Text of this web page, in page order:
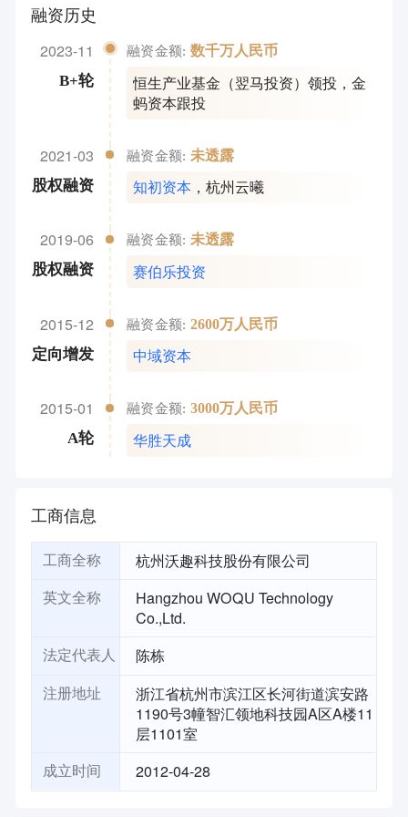
融资历史
2023-11
B+轮
融资金额: 数千万人民币
恒生产业基金（翌马投资）领投 ，金
蚂资本跟投
2021-03
股权融资
融资金额: 未透露
知初资本 ，杭州云曦
2019-06
股权融资
融资金额: 未透露
赛伯乐投资
2015-12
定向增发
融资金额: 2600万人民币
中域资本
2015-01
A轮
融资金额: 3000万人民币
华胜天成
工商信息
工商全称 杭州沃趣科技股份有限公司
英文全称
Hangzhou WOQU Technology
Co.,Ltd.
法定代表人 陈栋
注册地址
浙江省杭州市滨江区长河街道滨安路
1190号3幢智汇领地科技园A区A楼11
层1101室
成立时间 2012-04-28